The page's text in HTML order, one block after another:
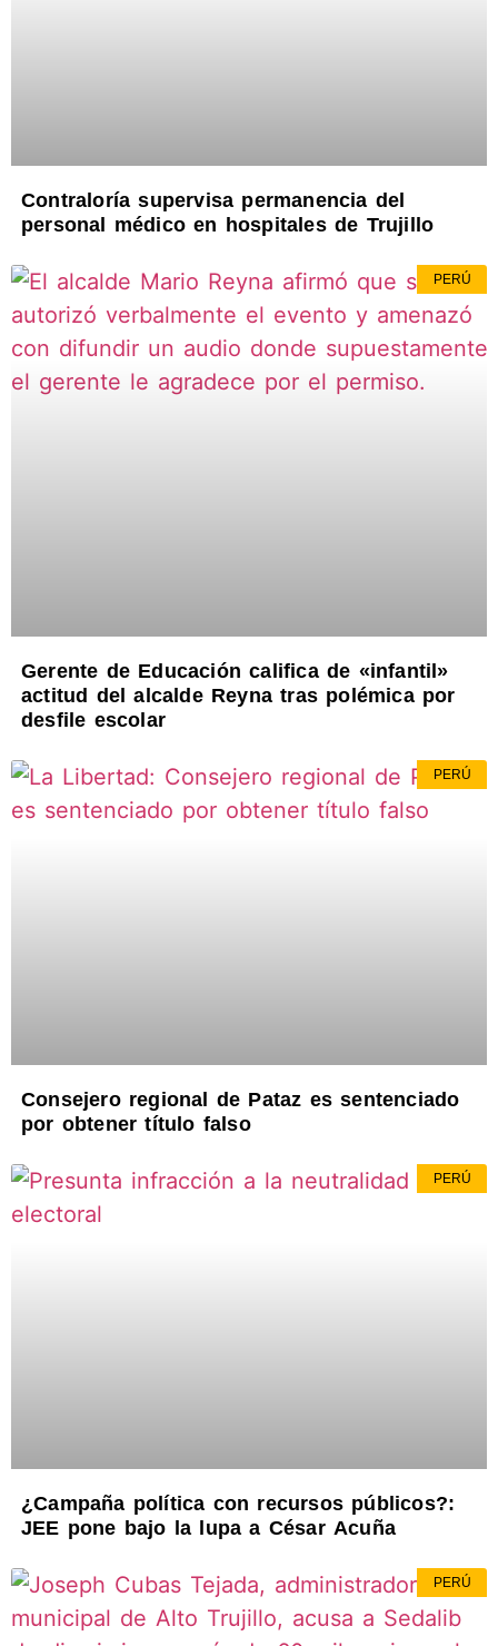
Contraloría supervisa permanencia del
personal médico en hospitales de Trujillo
PERÚ
Gerente de Educación califica de «infantil»
actitud del alcalde Reyna tras polémica por
desfile escolar
PERÚ
Consejero regional de Pataz es sentenciado
por obtener título falso
PERÚ
¿Campaña política con recursos públicos?:
JEE pone bajo la lupa a César Acuña
PERÚ